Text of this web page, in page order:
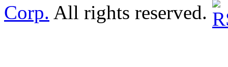
Corp. All rights reserved.